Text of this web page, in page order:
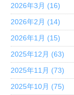
2026年3月 (16)
2026年2月 (14)
2026年1月 (15)
2025年12月 (63)
2025年11月 (73)
2025年10月 (75)